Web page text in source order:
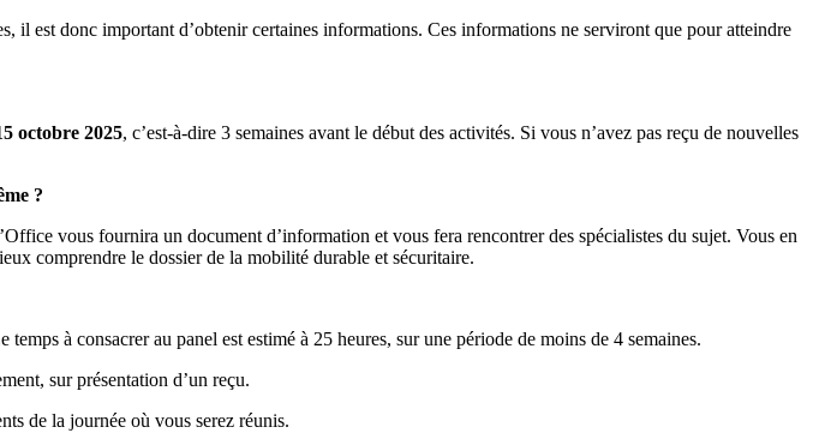
il est donc important d’obtenir certaines informations. Ces informations ne serviront que pour atteindre
octobre 2025, c’est-à-dire 3 semaines avant le début des activités. Si vous n’avez pas reçu de nouvelles
?
vous fournira un document d’information et vous fera rencontrer des spécialistes du sujet. Vous en
comprendre le dossier de la mobilité durable et sécuritaire.
à consacrer au panel est estimé à 25 heures, sur une période de moins de 4 semaines.
sur présentation d’un reçu.
de la journée où vous serez réunis.